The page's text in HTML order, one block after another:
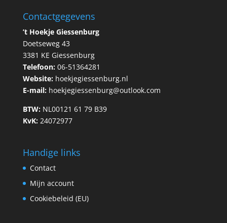
Contactgegevens
’t Hoekje Giessenburg
Doetseweg 43
3381 KE Giessenburg
Telefoon:06-51364281
Website:hoekjegiessenburg.nl
E-mail:hoekjegiessenburg@outlook.com
BTW: NL00121 61 79 B39
KvK: 24072977
Handige links
Contact
Mijn account
Cookiebeleid (EU)